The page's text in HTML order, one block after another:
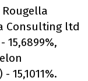
Rougella
Consulting ltd
15,6899%,
15,1011%.